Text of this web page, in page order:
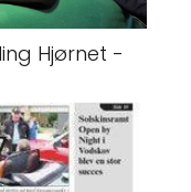
Hjørnet -